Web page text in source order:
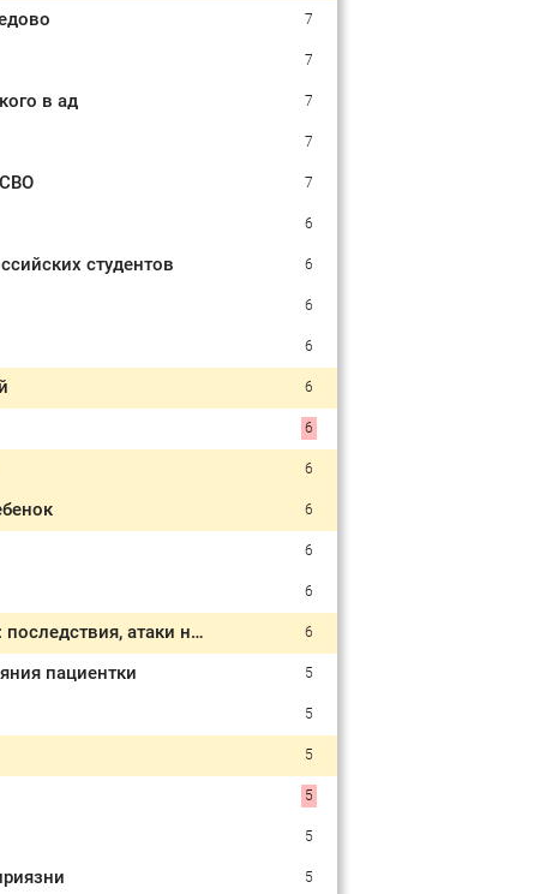
7
7
7
в ад
7
7
6
6
студентов
6
6
6
6
6
6
6
6
6
Атаки БПЛА по регионам России, последние новости на 7 августа 2026: последствия, атаки на склады Wildberries, состояние пострадавших
5
пациентки
5
5
5
5
5